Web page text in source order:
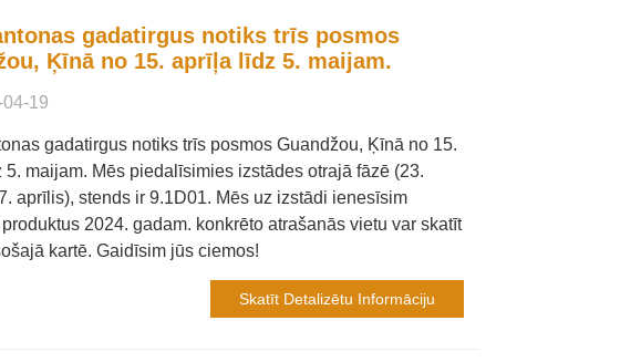
gadatirgus notiks trīs posmos
Ķīnā no 15. aprīļa līdz 5. maijam.
19
gadatirgus notiks trīs posmos Guandžou, Ķīnā no 15.
5. maijam. Mēs piedalīsimies izstādes otrajā fāzē (23.
aprīlis), stends ir 9.1D01. Mēs uz izstādi ienesīsim
2024. gadam. konkrēto atrašanās vietu var skatīt
kartē. Gaidīsim jūs ciemos!
Skatīt Detalizētu Informāciju